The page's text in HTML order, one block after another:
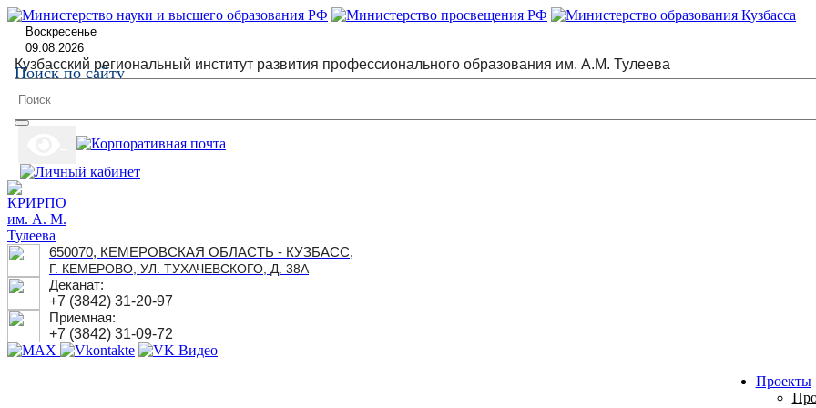
Воскресенье
09.08.2026
Кузбасский региональный институт развития профессионального образования им. А.М. Тулеева
Поиск по сайту
650070, КЕМЕРОВСКАЯ ОБЛАСТЬ - КУЗБАСС,
Г. КЕМЕРОВО, УЛ. ТУХАЧЕВСКОГО, Д. 38А
Деканат:
+7 (3842) 31-20-97
Приемная:
+7 (3842) 31-09-72
Проекты